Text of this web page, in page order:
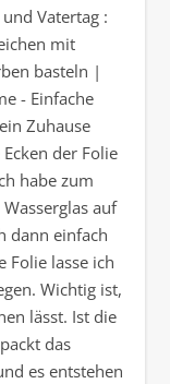
der Folie
habe zum
auf
dann einfach
Folie lasse ich
Wichtig ist,
lässt. Ist die
das
es entstehen